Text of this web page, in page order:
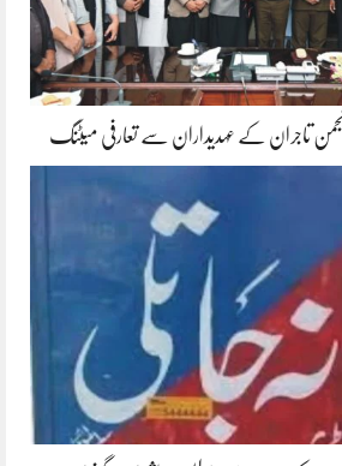
تاجران کے عہدیداران سے تعارفی میٹنگ